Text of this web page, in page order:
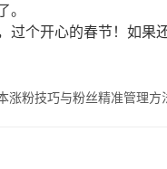
。
过个开心的春节！如果
涨粉技巧与粉丝精准管理方